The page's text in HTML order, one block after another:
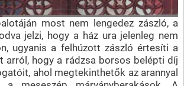
most nem lengedez zászló, a
jelzi, hogy a ház ura jelenleg nem
ugyanis a felhúzott zászló értesíti a
arról, hogy a rádzsa borsos belépti díj
ahol megtekinthetők az arannyal